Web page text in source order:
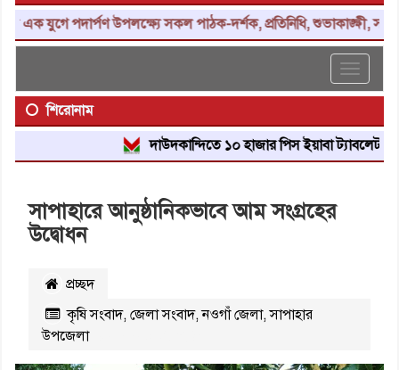
পদার্পণ উপলক্ষ্যে সকল পাঠক-দর্শক, প্রতিনিধি, শুভাকাঙ্ক্ষী,
Toggle
শিরোনাম
দাউদকান্দিতে ১০ হাজার পিস ইয়াবা ট্যাবলেট উদ্ধার,
সাপাহারে আনুষ্ঠানিকভাবে আম সংগ্রহের
উদ্বোধন
প্রচ্ছদ
কৃষি সংবাদ, জেলা সংবাদ,নওগাঁ জেলা,সাপাহার
উপজেলা